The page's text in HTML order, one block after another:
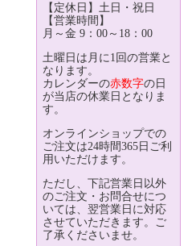
【定休日】土日・祝日
【営業時間】
月～金 9：00～18：00
土曜日は月に1回の営業と
なります。
カレンダーの赤数字の日
が当店の休業日となりま
す。
オンラインショップでの
ご注文は24時間365日ご利
用いただけます。
ただし、下記営業日以外
のご注文・お問合せにつ
いては、翌営業日に対応
させていただきます。ご
了承くださいませ。